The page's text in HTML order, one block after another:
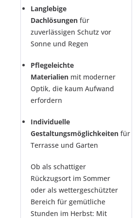
Langlebige
Dachlösungen für
zuverlässigen Schutz vor
Sonne und Regen
Pflegeleichte
Materialien mit moderner
Optik, die kaum Aufwand
erfordern
Individuelle
Gestaltungsmöglichkeiten für
Terrasse und Garten
Ob als schattiger
Rückzugsort im Sommer
oder als wettergeschützter
Bereich für gemütliche
Stunden im Herbst: Mit